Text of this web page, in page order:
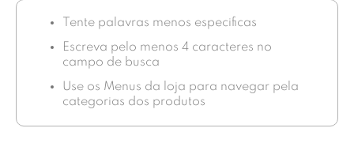
Tente palavras menos especificas
Escreva pelo menos 4 caracteres no
campo de busca
Use os Menus da loja para navegar pela
categorias dos produtos